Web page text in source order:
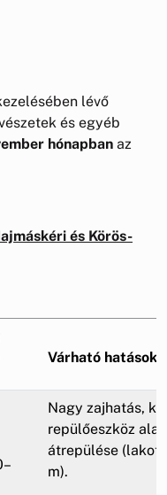
lévő
és egyéb
hónapban az
és Körös-
Várható hatások
Nagy zajhatás,
repülőeszköz
átrepülése
m).